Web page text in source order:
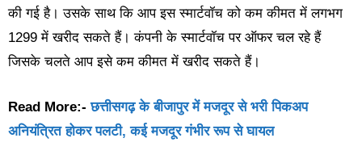
की गई है। उसके साथ कि आप इस स्मार्टवॉच को कम कीमत में लगभग
1299 में खरीद सकते हैं। कंपनी के स्मार्टवॉच पर ऑफर चल रहे हैं
जिसके चलते आप इसे कम कीमत में खरीद सकते हैं।
Read More:-छत्तीसगढ़ के बीजापुर में मजदूर से भरी पिकअप
अनियंत्रित होकर पलटी, कई मजदूर गंभीर रूप से घायल